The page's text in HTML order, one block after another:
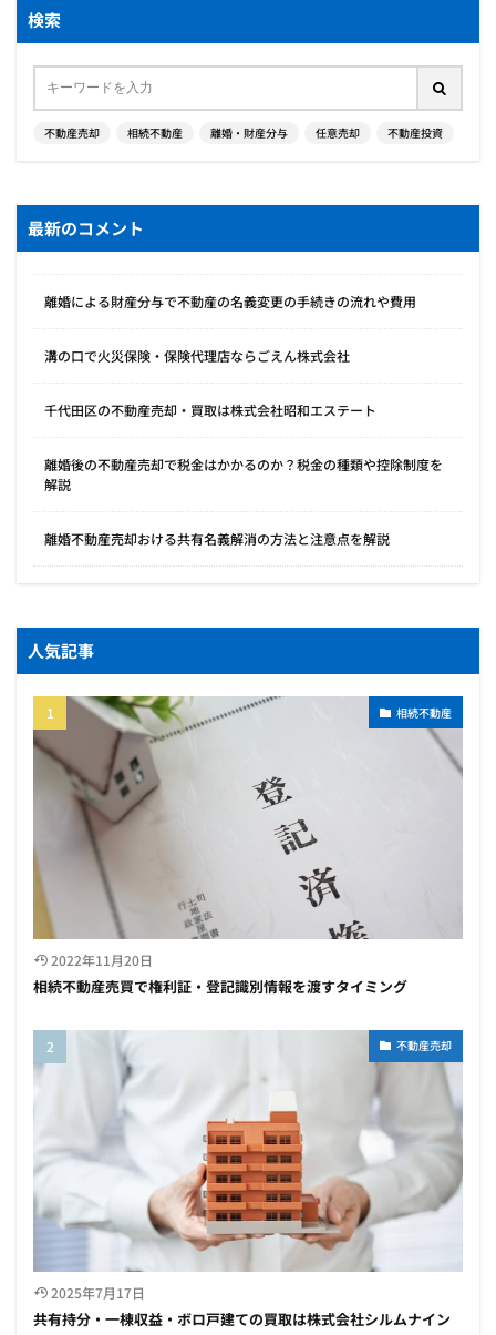
検索
不動産売却 相続不動産 離婚・財産分与 任意売却 不動産投資
最新のコメント
離婚による財産分与で不動産の名義変更の手続きの流れや費用
溝の口で火災保険・保険代理店ならごえん株式会社
千代田区の不動産売却・買取は株式会社昭和エステート
離婚後の不動産売却で税金はかかるのか？税金の種類や控除制度を
解説
離婚不動産売却おける共有名義解消の方法と注意点を解説
人気記事
相続不動産
2022年11月20日
相続不動産売買で権利証・登記識別情報を渡すタイミング
不動産売却
2025年7月17日
共有持分・一棟収益・ボロ戸建ての買取は株式会社シルムナイン